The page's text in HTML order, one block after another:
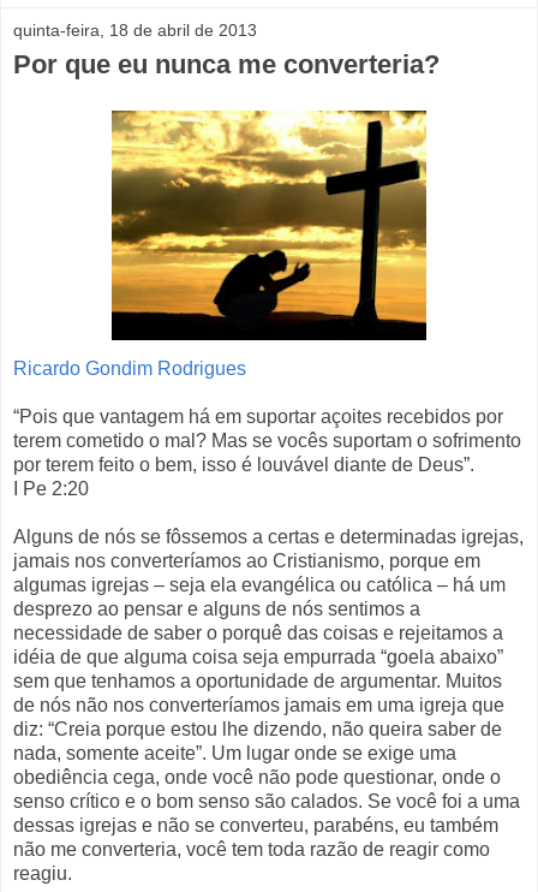
quinta-feira, 18 de abril de 2013
Por que eu nunca me converteria?
Ricardo Gondim Rodrigues
“Pois que vantagem há em suportar açoites recebidos por
terem cometido o mal? Mas se vocês suportam o sofrimento
por terem feito o bem, isso é louvável diante de Deus”.
I Pe 2:20
Alguns de nós se fôssemos a certas e determinadas igrejas,
jamais nos converteríamos ao Cristianismo, porque em
algumas igrejas – seja ela evangélica ou católica – há um
desprezo ao pensar e alguns de nós sentimos a
necessidade de saber o porquê das coisas e rejeitamos a
idéia de que alguma coisa seja empurrada “goela abaixo”
sem que tenhamos a oportunidade de argumentar. Muitos
de nós não nos converteríamos jamais em uma igreja que
diz: “Creia porque estou lhe dizendo, não queira saber de
nada, somente aceite”. Um lugar onde se exige uma
obediência cega, onde você não pode questionar, onde o
senso crítico e o bom senso são calados. Se você foi a uma
dessas igrejas e não se converteu, parabéns, eu também
não me converteria, você tem toda razão de reagir como
reagiu.